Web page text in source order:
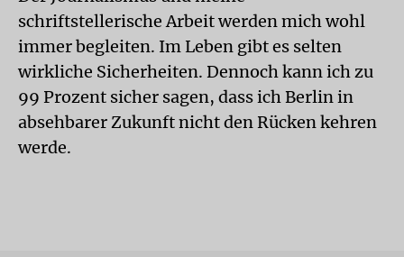
schriftstellerische Arbeit werden mich wohl
immer begleiten. Im Leben gibt es selten
wirkliche Sicherheiten. Dennoch kann ich zu
99 Prozent sicher sagen, dass ich Berlin in
absehbarer Zukunft nicht den Rücken kehren
werde.